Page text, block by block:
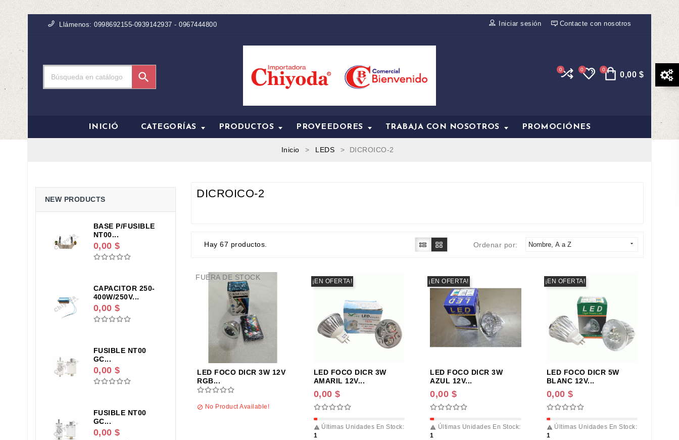
Llámenos:0998692155-0939142937 - 0967444800 Contacte con nosotros
Iniciar sesión

0
0,00 $
0
0
INICIÓ CATEGORÍAS PRODUCTOS PROVEEDORES TRABAJA CON NOSOTROS PROMOCIÓNES
Inicio LEDS DICROICO-2
NEW PRODUCTS
BASE P/FUSIBLE
NT00...
0,00 $
CAPACITOR 250-
400W/250V...
0,00 $
FUSIBLE NT00
GC...
0,00 $
FUSIBLE NT00
GC...
0,00 $
DICROICO-2
Hay 67 productos. Ordenar por: Nombre, A a Z 
FUERA DE STOCK
LED FOCO DICR 3W 12V
RGB...
 No Product Available!
¡EN OFERTA!
LED FOCO DICR 3W
AMARIL 12V...
0,00 $
 Últimas Unidades En Stock:
1
¡EN OFERTA!
LED FOCO DICR 3W
AZUL 12V...
0,00 $
 Últimas Unidades En Stock:
1
¡EN OFERTA!
LED FOCO DICR 5W
BLANC 12V...
0,00 $
 Últimas Unidades En Stock:
1